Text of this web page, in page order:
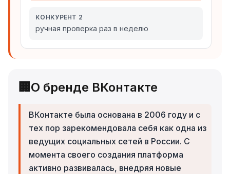
КОНКУРЕНТ 2
ручная проверка раз в неделю
🏢 О бренде ВКонтакте
ВКонтакте была основана в 2006 году и с
тех пор зарекомендовала себя как одна из
ведущих социальных сетей в России. С
момента своего создания платформа
активно развивалась, внедряя новые